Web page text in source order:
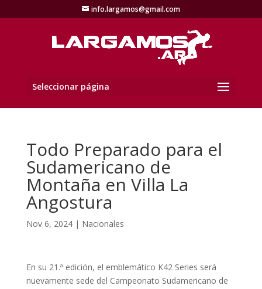
info.largamos@gmail.com
Seleccionar página
Todo Preparado para el
Sudamericano de
Montaña en Villa La
Angostura
Nov 6, 2024| Nacionales
En su 21.ª edición, el emblemático K42 Series será
nuevamente sede del Campeonato Sudamericano de